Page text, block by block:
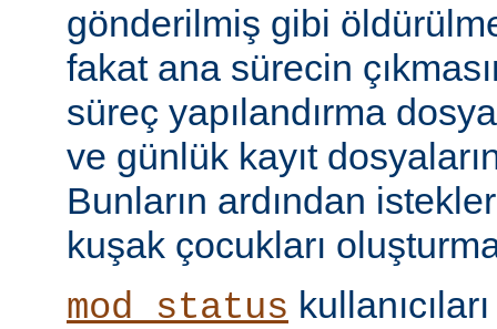
gönderilmiş gibi
fakat ana sürecin
süreç yapılandırma
ve günlük kayıt
Bunların ardından
kuşak çocukları
mod_status